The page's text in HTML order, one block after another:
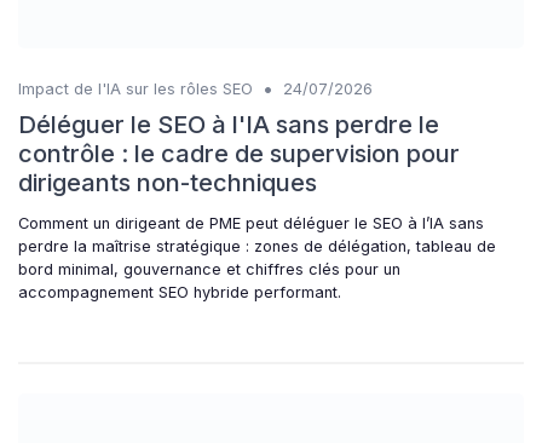
Impact de l'IA sur les rôles SEO • 24/07/2026
Déléguer le SEO à l'IA sans perdre le
contrôle : le cadre de supervision pour
dirigeants non-techniques
Comment un dirigeant de PME peut déléguer le SEO à l’IA sans
perdre la maîtrise stratégique : zones de délégation, tableau de
bord minimal, gouvernance et chiffres clés pour un
accompagnement SEO hybride performant.